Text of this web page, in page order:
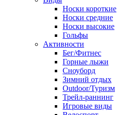
Носки короткие
Носки средние
Носки высокие
Гольфы
Активности
Бег/Фитнес
Горные лыжи
Сноуборд
Зимний отдых
Outdoor/Туризм
Трейл-раннинг
Игровые виды